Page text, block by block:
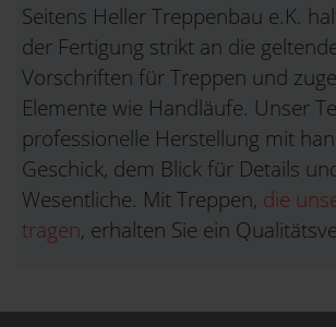
Seitens Heller Treppenbau e.K.
der Fertigung strikt an die
Vorschriften für Treppen und
Elemente wie Handläufe. Unser
professionelle Herstellung mit
Geschick, dem Blick für Details
Wesentliche. Mit Treppen, die
tragen, erhalten Sie ein